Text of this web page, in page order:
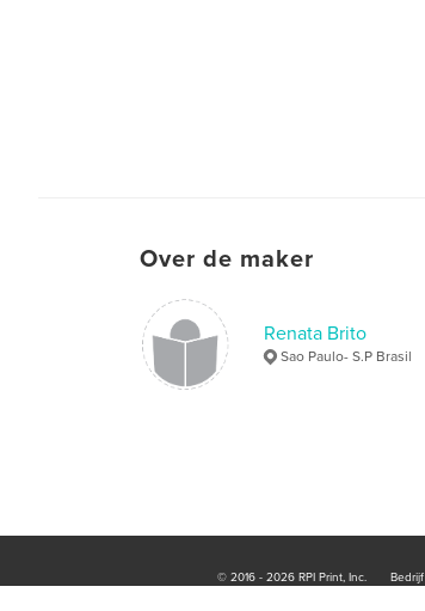
Over de maker
Renata Brito
Sao Paulo- S.P Brasil
© 2016 - 2026 RPI Print, Inc. Bedrijf